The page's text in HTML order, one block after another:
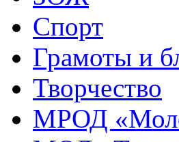
Спорт
Грамоты и
Творчество
МРОД